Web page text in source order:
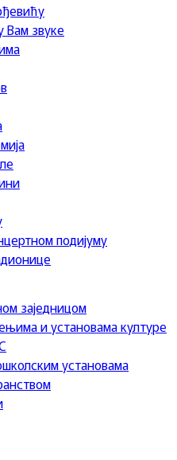
Вам звуке
подијуму
заједницом
и установама културе
установама